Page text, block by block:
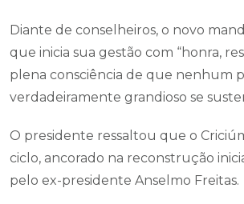
Diante de conselheiros, o novo
que inicia sua gestão com “honra,
plena consciência de que nenhum
verdadeiramente grandioso se
O presidente ressaltou que o
ciclo, ancorado na reconstrução
pelo ex-presidente Anselmo Freitas.